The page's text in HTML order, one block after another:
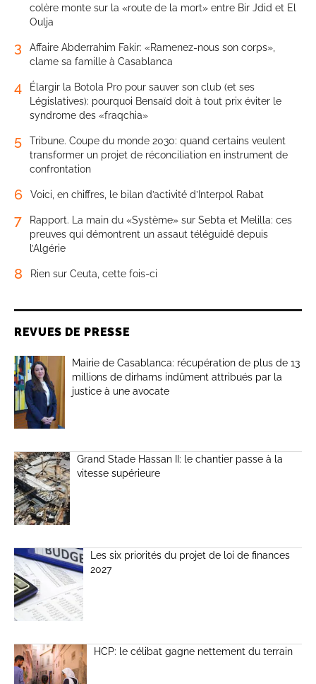
colère monte sur la «route de la mort» entre Bir Jdid et El
Oulja
3
Affaire Abderrahim Fakir: «Ramenez-nous son corps»,
clame sa famille à Casablanca
4
Élargir la Botola Pro pour sauver son club (et ses
Législatives): pourquoi Bensaïd doit à tout prix éviter le
syndrome des «fraqchia»
5
Tribune. Coupe du monde 2030: quand certains veulent
transformer un projet de réconciliation en instrument de
confrontation
6 Voici, en chiffres, le bilan d’activité d’Interpol Rabat
7
Rapport. La main du «Système» sur Sebta et Melilla: ces
preuves qui démontrent un assaut téléguidé depuis
l’Algérie
8 Rien sur Ceuta, cette fois-ci
REVUES DE PRESSE
Mairie de Casablanca: récupération de plus de 13
millions de dirhams indûment attribués par la
justice à une avocate
Grand Stade Hassan II: le chantier passe à la
vitesse supérieure
Les six priorités du projet de loi de finances
2027
HCP: le célibat gagne nettement du terrain